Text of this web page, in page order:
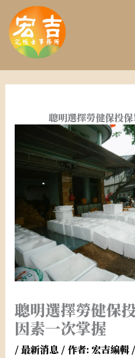
內
容
聰明選擇勞健保投
聰明選擇勞健保
因素一次掌握
/最新消息/ 作者: 宏吉編輯 /